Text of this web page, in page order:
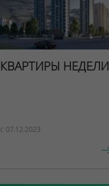
КВАРТИРЫ НЕДЕЛИ
c 07.12.2023